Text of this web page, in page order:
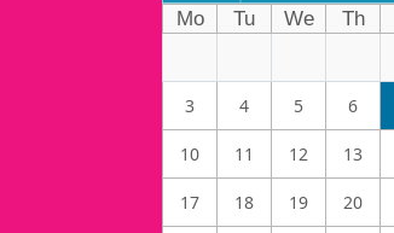
Mo Tu We Th
3 4 5 6
10 11 12 13
17 18 19 20